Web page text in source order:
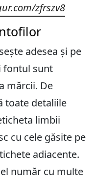
zfrszv8
adesea și pe
fontul sunt
mărcii. De
toate detaliile
limbii
cu cele găsite pe
adiacente.
număr cu multe